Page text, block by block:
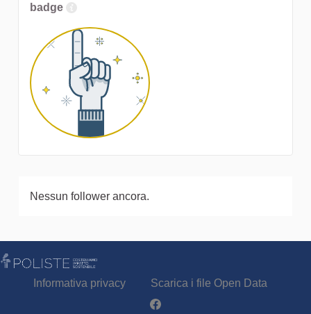
badge
Nessun follower ancora.
Informativa privacy
Scarica i file Open Data
Partecipa - Poliste su Facebook